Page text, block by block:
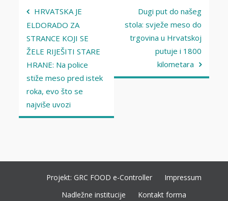
Navigacija
objava
HRVATSKA JE
ELDORADO ZA
STRANCE KOJI SE
ŽELE RIJEŠITI STARE
HRANE: Na police
stiže meso pred istek
roka, evo što se
najviše uvozi
Dugi put do našeg
stola: svježe meso do
trgovina u Hrvatskoj
putuje i 1800
kilometara
Projekt: GRC FOOD e-Controller
Impressum
Nadležne institucije
Kontakt forma